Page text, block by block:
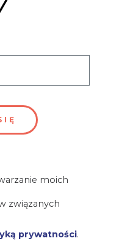
moich
związanych
prywatności.